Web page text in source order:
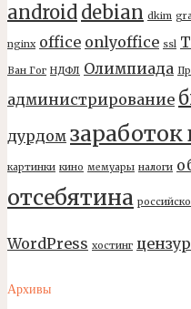
android debian dkim
nginx office onlyoffice ssl
Ван Гог НДФЛ Олимпиада
администрирование
дурдом заработок
картинки кино мемуары налоги
отсебятина
WordPress хостинг
Архивы